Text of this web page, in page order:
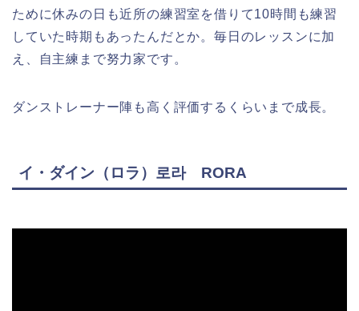
ために休みの日も近所の練習室を借りて10時間も練習
していた時期もあったんだとか。毎日のレッスンに加
え、自主練まで努力家です。
ダンストレーナー陣も高く評価するくらいまで成長。
イ・ダイン（ロラ）로라 RORA